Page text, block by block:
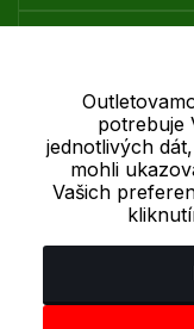
+421
Cookie - podrobné
osobných údajov
potrebuje
jednotlivých
mohli
Vašich